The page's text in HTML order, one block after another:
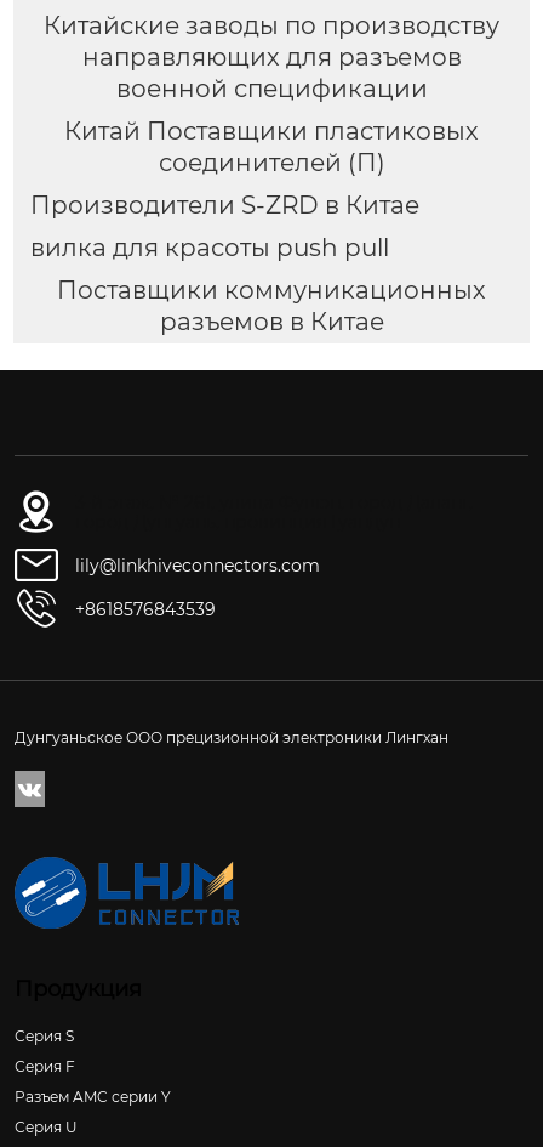
Китайские заводы по производству
направляющих для разъемов
военной спецификации
Китай Поставщики пластиковых
соединителей (П)
Производители S-ZRD в Китае
вилка для красоты push pull
Поставщики коммуникационных
разъемов в Китае
lily@linkhiveconnectors.com
+8618576843539
Дунгуаньское ООО прецизионной электроники Лингхан

Серия S
Серия F
Разъем AMC серии Y
Серия U